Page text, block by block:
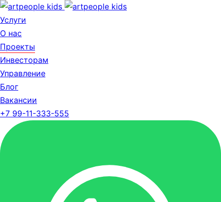
Услуги
О нас
Проекты
Инвесторам
Управление
Блог
Вакансии
+7 99-11-333-555